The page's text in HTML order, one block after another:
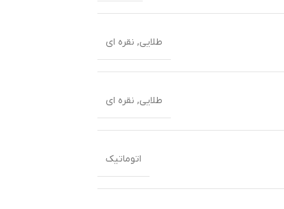
طلایی, نقره ای
طلایی, نقره ای
اتوماتیک